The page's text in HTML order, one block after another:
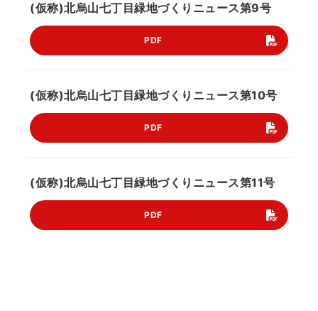
(仮称)北烏山七丁目緑地づくりニュース第9号
PDF
(仮称)北烏山七丁目緑地づくりニュース第10号
PDF
(仮称)北烏山七丁目緑地づくりニュース第11号
PDF